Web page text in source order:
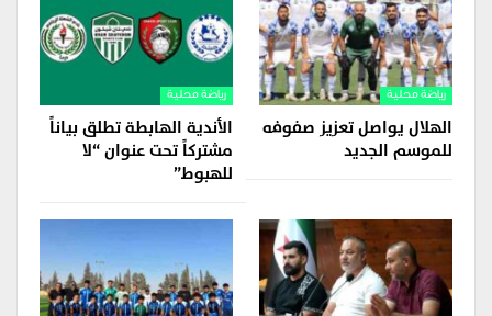
رياضة محلية
الهلال يواصل تعزيز صفوفه
للموسم الجديد
رياضة محلية
الأندية الهابطة تطلق بياناً
مشتركاً تحت عنوان “لا
للهبوط”